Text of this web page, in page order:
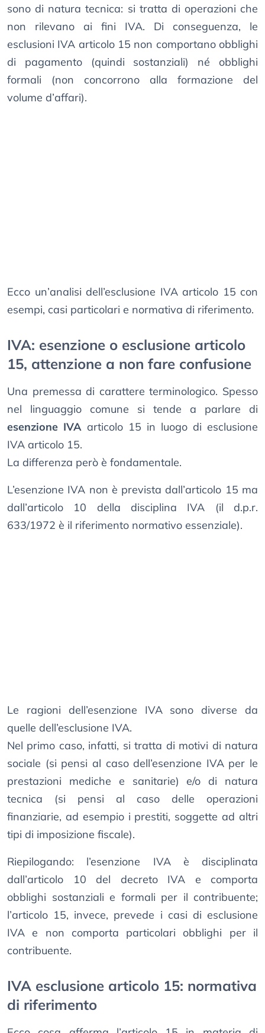
sono di natura tecnica: si tratta di operazioni che
non rilevano ai fini IVA. Di conseguenza, le
esclusioni IVA articolo 15 non comportano obblighi
di pagamento (quindi sostanziali) né obblighi
formali (non concorrono alla formazione del
volume d’affari).
Ecco un’analisi dell’esclusione IVA articolo 15 con
esempi, casi particolari e normativa di riferimento.
IVA: esenzione o esclusione articolo
15, attenzione a non fare confusione
Una premessa di carattere terminologico. Spesso
nel linguaggio comune si tende a parlare di
esenzione IVA articolo 15 in luogo di esclusione
IVA articolo 15.
La differenza però è fondamentale.
L’esenzione IVA non è prevista dall’articolo 15 ma
dall’articolo 10 della disciplina IVA (il d.p.r.
633/1972 è il riferimento normativo essenziale).
Le ragioni dell’esenzione IVA sono diverse da
quelle dell’esclusione IVA.
Nel primo caso, infatti, si tratta di motivi di natura
sociale (si pensi al caso dell’esenzione IVA per le
prestazioni mediche e sanitarie) e/o di natura
tecnica (si pensi al caso delle operazioni
finanziarie, ad esempio i prestiti, soggette ad altri
tipi di imposizione fiscale).
Riepilogando: l’esenzione IVA è disciplinata
dall’articolo 10 del decreto IVA e comporta
obblighi sostanziali e formali per il contribuente;
l’articolo 15, invece, prevede i casi di esclusione
IVA e non comporta particolari obblighi per il
contribuente.
IVA esclusione articolo 15: normativa
di riferimento